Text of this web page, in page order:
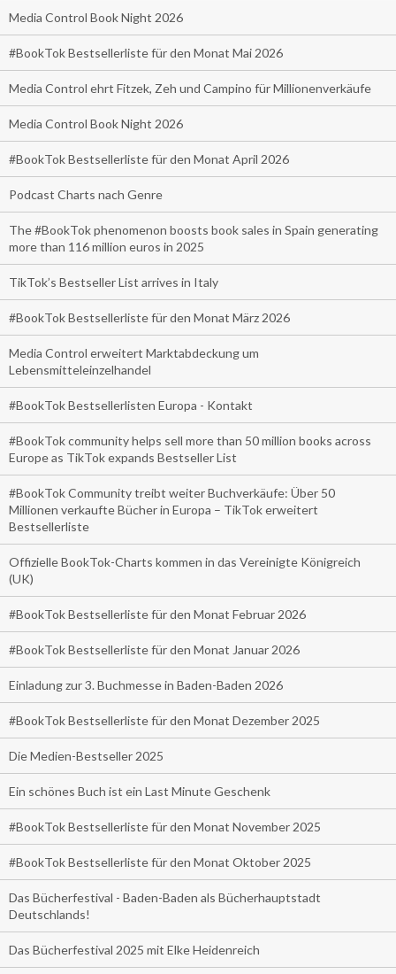
Media Control Book Night 2026
#BookTok Bestsellerliste für den Monat Mai 2026
Media Control ehrt Fitzek, Zeh und Campino für Millionenverkäufe
Media Control Book Night 2026
#BookTok Bestsellerliste für den Monat April 2026
Podcast Charts nach Genre
The #BookTok phenomenon boosts book sales in Spain generating
more than 116 million euros in 2025
TikTok’s Bestseller List arrives in Italy
#BookTok Bestsellerliste für den Monat März 2026
Media Control erweitert Marktabdeckung um
Lebensmitteleinzelhandel
#BookTok Bestsellerlisten Europa - Kontakt
#BookTok community helps sell more than 50 million books across
Europe as TikTok expands Bestseller List
#BookTok Community treibt weiter Buchverkäufe: Über 50
Millionen verkaufte Bücher in Europa – TikTok erweitert
Bestsellerliste
Offizielle BookTok-Charts kommen in das Vereinigte Königreich
(UK)
#BookTok Bestsellerliste für den Monat Februar 2026
#BookTok Bestsellerliste für den Monat Januar 2026
Einladung zur 3. Buchmesse in Baden-Baden 2026
#BookTok Bestsellerliste für den Monat Dezember 2025
Die Medien-Bestseller 2025
Ein schönes Buch ist ein Last Minute Geschenk
#BookTok Bestsellerliste für den Monat November 2025
#BookTok Bestsellerliste für den Monat Oktober 2025
Das Bücherfestival - Baden-Baden als Bücherhauptstadt
Deutschlands!
Das Bücherfestival 2025 mit Elke Heidenreich